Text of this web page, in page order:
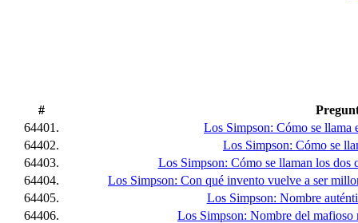
#
64401.
Los Simpson: Cómo se llama
64402.
Los Simpson: Cómo se
64403.
Los Simpson: Cómo se llaman los dos
64404.
Los Simpson: Con qué invento vuelve a ser
64405.
Los Simpson: Nombre
64406.
Los Simpson: Nombre del